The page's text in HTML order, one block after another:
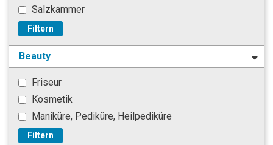
Salzkammer
Filtern
Beauty
Friseur
Kosmetik
Maniküre, Pediküre, Heilpediküre
Filtern